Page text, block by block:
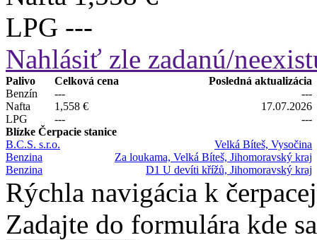
LPG ---
Nahlásiť zle zadanú/
Palivo Celková cena
Posledná aktualizácia
Benzín
---
---
Nafta
1,558 €
17.07.2026
LPG
---
---
Blízke Čerpacie stanice
B.C.S. s.r.o.
Velká Bíteš, Vysočina
Benzina
Za loukama, Velká Bíteš, Jihomoravský kraj
Benzina
D1 U devíti křížů, Jihomoravský kraj
Rýchla navigácia k
Zadajte do formulára kde